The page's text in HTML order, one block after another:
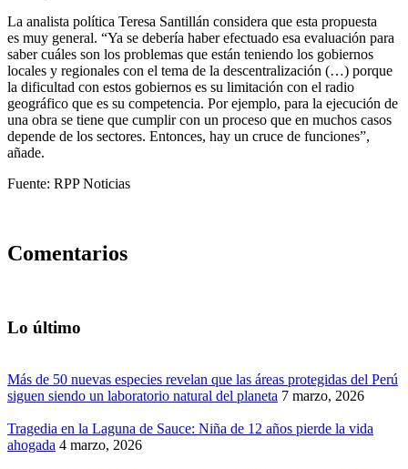
La analista política Teresa Santillán considera que esta propuesta
es muy general. “Ya se debería haber efectuado esa evaluación para
saber cuáles son los problemas que están teniendo los gobiernos
locales y regionales con el tema de la descentralización (…) porque
la dificultad con estos gobiernos es su limitación con el radio
geográfico que es su competencia. Por ejemplo, para la ejecución de
una obra se tiene que cumplir con un proceso que en muchos casos
depende de los sectores. Entonces, hay un cruce de funciones”,
añade.
Fuente: RPP Noticias
Comentarios
Lo último
Más de 50 nuevas especies revelan que las áreas protegidas del Perú
siguen siendo un laboratorio natural del planeta 7 marzo, 2026
Tragedia en la Laguna de Sauce: Niña de 12 años pierde la vida
ahogada 4 marzo, 2026